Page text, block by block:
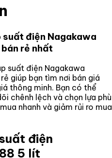
suất điện Nagakawa
rẻ nhất
suất điện Nagakawa
giúp bạn tìm nơi bán giá
thông minh. Bạn có thể
chênh lệch và chọn lựa phù
nhanh và giảm rủi ro mua
điện
5 lít